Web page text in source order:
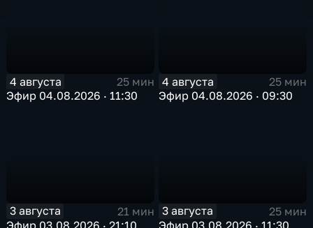
4 августа
25 мин
Эфир 04.08.2026 · 11:30
4 августа
25 мин
Эфир 04.08.2026 · 09:30
3 августа
21 мин
Эфир 03.08.2026 · 21:10
3 августа
25 мин
Эфир 03.08.2026 · 11:30